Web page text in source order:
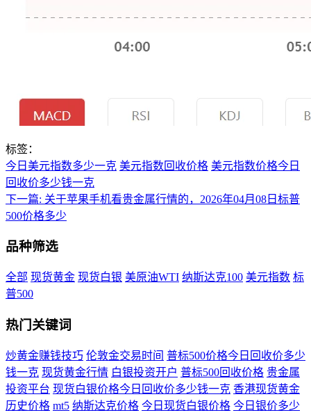
标签：
今日美元指数多少一克 美元指数回收价格 美元指数价格今日
回收价多少钱一克
下一篇: 关于苹果手机看贵金属行情的，2026年04月08日标普
500价格多少
品种筛选
全部 现货黄金 现货白银 美原油WTI 纳斯达克100 美元指数 标
普500
热门关键词
炒黄金赚钱技巧 伦敦金交易时间 普标500价格今日回收价多少
钱一克 现货黄金行情 白银投资开户 普标500回收价格 贵金属
投资平台 现货白银价格今日回收价多少钱一克 香港现货黄金
历史价格 mt5 纳斯达克价格 今日现货白银价格 今日银价多少